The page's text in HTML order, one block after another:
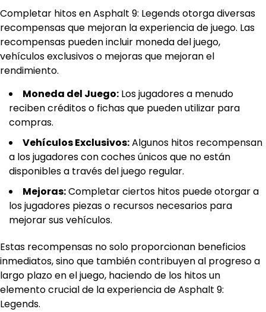
Completar hitos en Asphalt 9: Legends otorga diversas
recompensas que mejoran la experiencia de juego. Las
recompensas pueden incluir moneda del juego,
vehículos exclusivos o mejoras que mejoran el
rendimiento.
Moneda del Juego: Los jugadores a menudo
reciben créditos o fichas que pueden utilizar para
compras.
Vehículos Exclusivos:Algunos hitos recompensan
a los jugadores con coches únicos que no están
disponibles a través del juego regular.
Mejoras:Completar ciertos hitos puede otorgar a
los jugadores piezas o recursos necesarios para
mejorar sus vehículos.
Estas recompensas no solo proporcionan beneficios
inmediatos, sino que también contribuyen al progreso a
largo plazo en el juego, haciendo de los hitos un
elemento crucial de la experiencia de Asphalt 9:
Legends.